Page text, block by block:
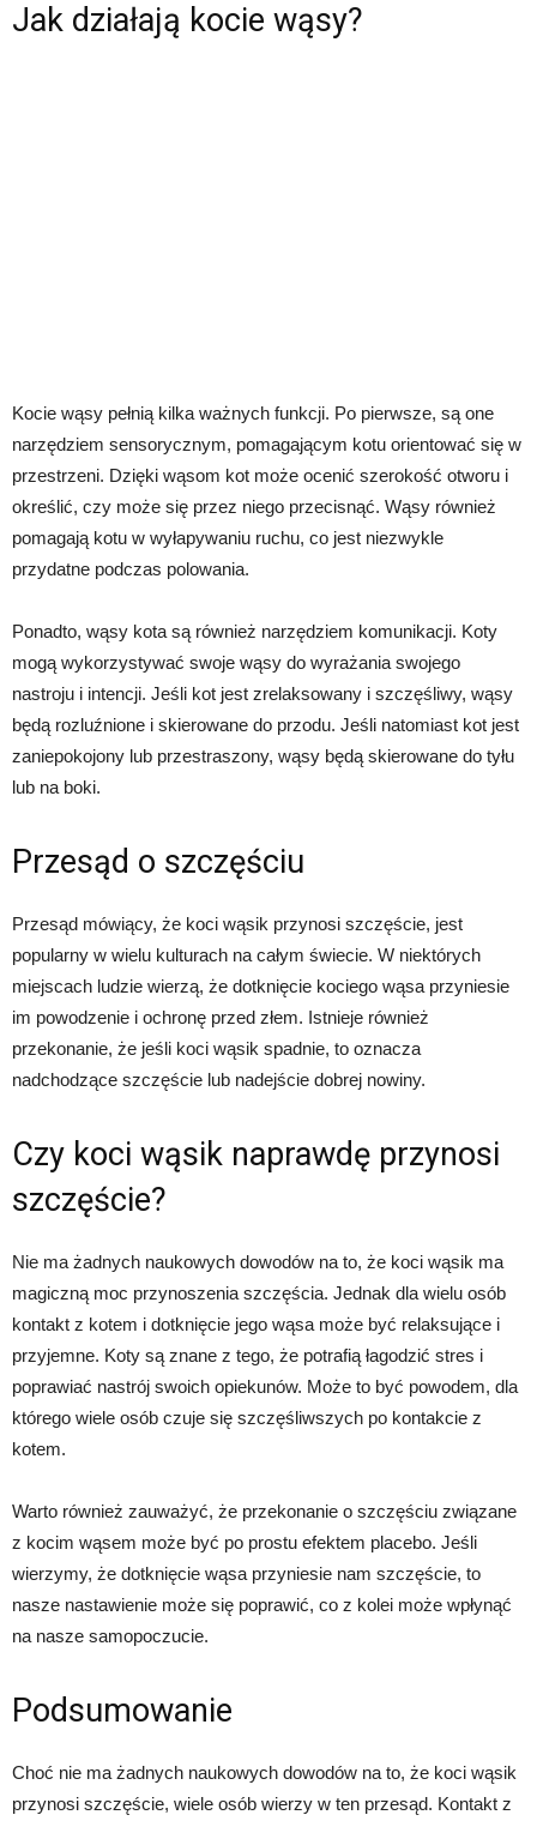
Jak działają kocie wąsy?
Kocie wąsy pełnią kilka ważnych funkcji. Po pierwsze, są one
narzędziem sensorycznym, pomagającym kotu orientować się w
przestrzeni. Dzięki wąsom kot może ocenić szerokość otworu i
określić, czy może się przez niego przecisnąć. Wąsy również
pomagają kotu w wyłapywaniu ruchu, co jest niezwykle
przydatne podczas polowania.
Ponadto, wąsy kota są również narzędziem komunikacji. Koty
mogą wykorzystywać swoje wąsy do wyrażania swojego
nastroju i intencji. Jeśli kot jest zrelaksowany i szczęśliwy, wąsy
będą rozluźnione i skierowane do przodu. Jeśli natomiast kot jest
zaniepokojony lub przestraszony, wąsy będą skierowane do tyłu
lub na boki.
Przesąd o szczęściu
Przesąd mówiący, że koci wąsik przynosi szczęście, jest
popularny w wielu kulturach na całym świecie. W niektórych
miejscach ludzie wierzą, że dotknięcie kociego wąsa przyniesie
im powodzenie i ochronę przed złem. Istnieje również
przekonanie, że jeśli koci wąsik spadnie, to oznacza
nadchodzące szczęście lub nadejście dobrej nowiny.
Czy koci wąsik naprawdę przynosi
szczęście?
Nie ma żadnych naukowych dowodów na to, że koci wąsik ma
magiczną moc przynoszenia szczęścia. Jednak dla wielu osób
kontakt z kotem i dotknięcie jego wąsa może być relaksujące i
przyjemne. Koty są znane z tego, że potrafią łagodzić stres i
poprawiać nastrój swoich opiekunów. Może to być powodem, dla
którego wiele osób czuje się szczęśliwszych po kontakcie z
kotem.
Warto również zauważyć, że przekonanie o szczęściu związane
z kocim wąsem może być po prostu efektem placebo. Jeśli
wierzymy, że dotknięcie wąsa przyniesie nam szczęście, to
nasze nastawienie może się poprawić, co z kolei może wpłynąć
na nasze samopoczucie.
Podsumowanie
Choć nie ma żadnych naukowych dowodów na to, że koci wąsik
przynosi szczęście, wiele osób wierzy w ten przesąd. Kontakt z